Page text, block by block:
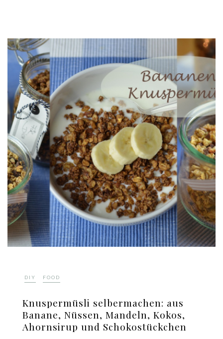
DIY FOOD
Knuspermüsli selbermachen: aus
Banane, Nüssen, Mandeln, Kokos,
Ahornsirup und Schokostückchen